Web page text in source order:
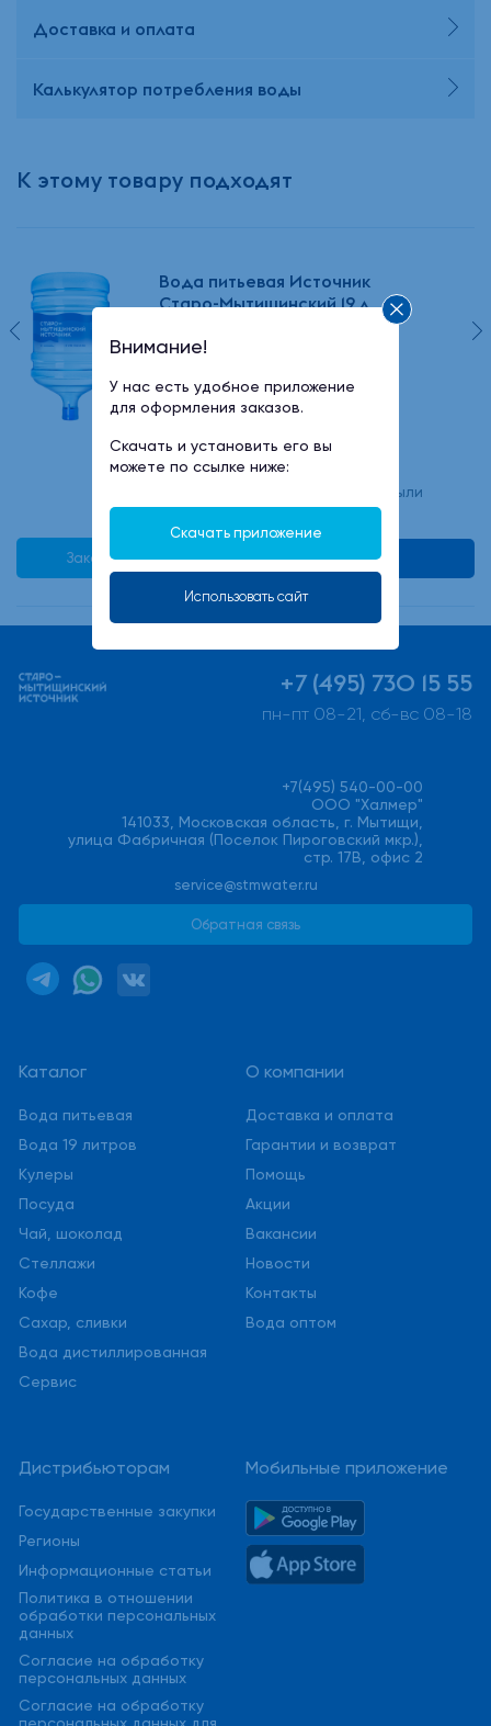
Доставка и оплата
Калькулятор потребления воды
К этому товару подходят
Вода питьевая Источник
Старо-Мытищинский 19 л
500 руб
минимальный заказ -2 бутыли
Заказать в 1 клик В корзину
Каталог
Вода питьевая
Вода 19 литров
Кулеры
Посуда
Чай, шоколад
Стеллажи
Кофе
Сахар, сливки
Вода дистиллированная
Сервис
О компании
Доставка и оплата
Гарантии и возврат
Помощь
Акции
Вакансии
Новости
Контакты
Вода оптом
Дистрибьюторам
Государственные закупки
Регионы
Информационные статьи
Политика в отношении
обработки персональных
данных
Cогласие на обработку
персональных данных
Cогласие на обработку
Мобильные приложение
+7 (495) 730 15 55
пн-пт 08-21, сб-вс 08-18
+7(495) 540-00-00
ООО "Халмер"
141033, Московская область, г. Мытищи,
улица Фабричная (Поселок Пироговский мкр.),
стр. 17В, офис 2
service@stmwater.ru
Обратная связь
Внимание!
У нас есть удобное приложение
для оформления заказов.
Скачать и установить его вы
можете по ссылке ниже:
Скачать приложение
Использовать сайт